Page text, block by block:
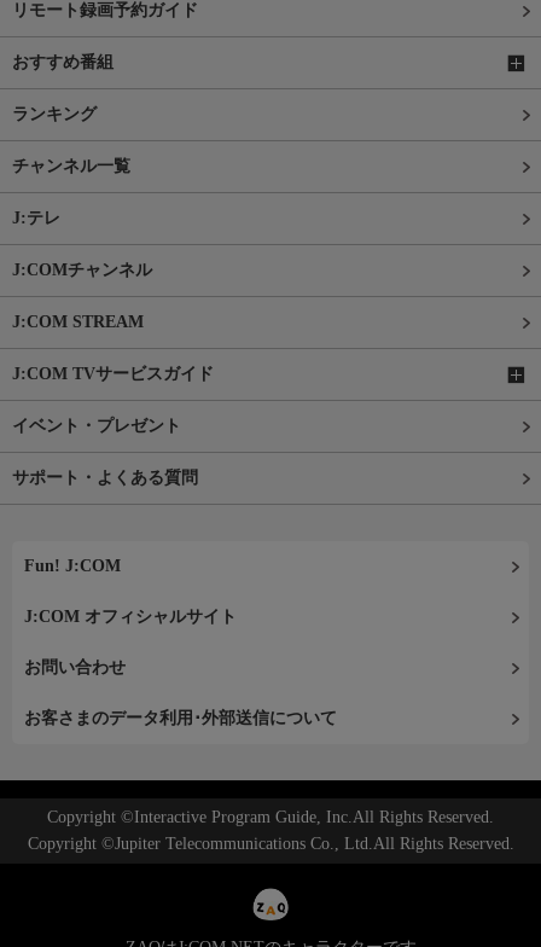
リモート録画予約ガイド
おすすめ番組
ランキング
チャンネル一覧
J:テレ
J:COMチャンネル
J:COM STREAM
J:COM TVサービスガイド
イベント・プレゼント
サポート・よくある質問
Fun! J:COM
J:COM オフィシャルサイト
お問い合わせ
お客さまのデータ利用･外部送信について
Copyright ©Interactive Program Guide, Inc.All Rights Reserved.
Copyright ©Jupiter Telecommunications Co., Ltd.All Rights Reserved.